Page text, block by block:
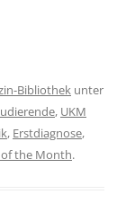
Bibliothek unter
, UKM
, Erstdiagnose,
of the Month.